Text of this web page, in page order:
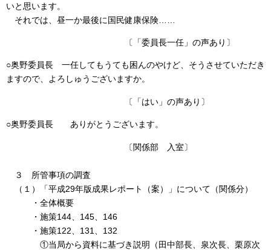
いと思います。
それでは、昼一か最後に国民健康保険……
〔「委員長一任」の声あり〕
○奥野委員長 一任してもうても困んのやけど、そうさせていただき
ますので、よろしゅうございますか。
〔「はい」の声あり〕
○奥野委員長 ありがとうございます。
〔関係部 入室〕
３ 所管事項の調査
（１）「平成29年版成果レポート（案）」について（関係分）
・全体概要
・施策144、145、146
・施策122、131、132
①当局から資料に基づき説明（田中部長、泉次長、栗原次